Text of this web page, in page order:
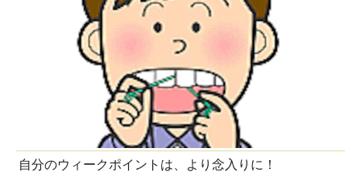
自分のウィークポイントは、より念入りに！